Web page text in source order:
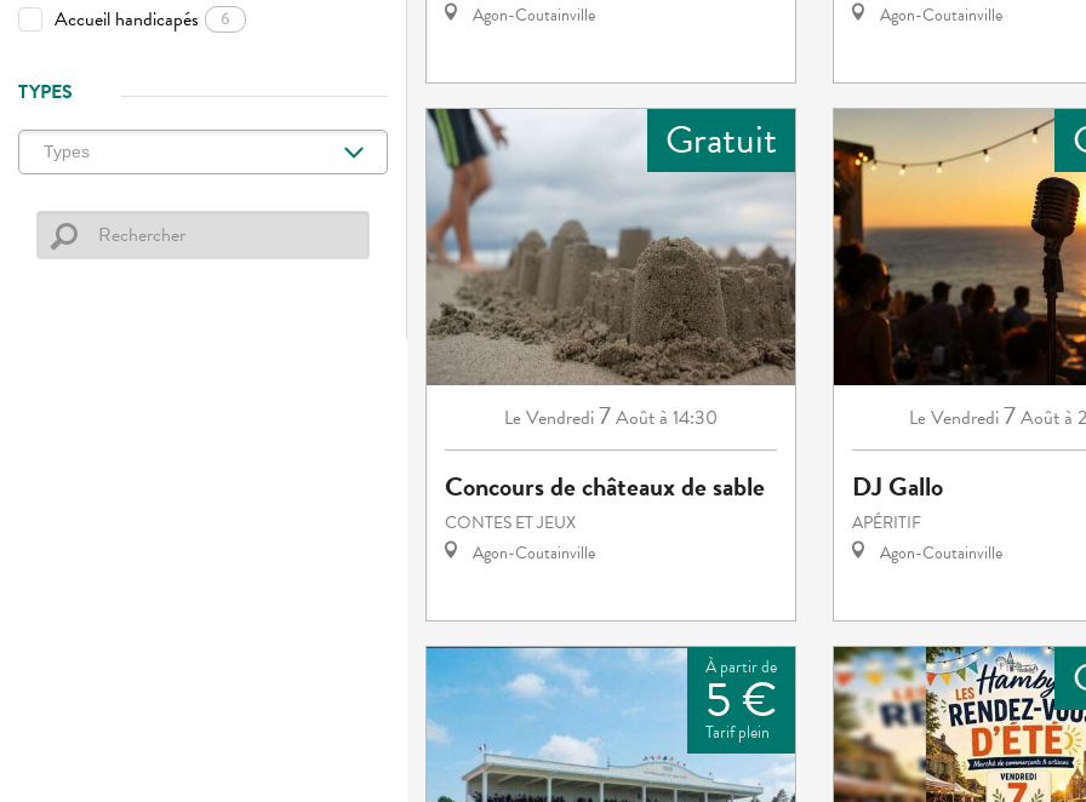
Accueil handicapés 6
TYPES
Agon-Coutainville
Agon-Coutainville
Gratuit
LeVendredi7Aoûtà 14:30
Concours de châteaux de sable
CONTES ET JEUX
Agon-Coutainville
Le Vendredi7Aoûtà
DJ Gallo
APÉRITIF
Agon-Coutainville
À partir de
5 €
Tarif plein